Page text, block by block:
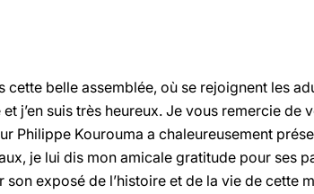
cette belle assemblée, où se rejoignent les
j’en suis très heureux. Je vous remercie
Philippe Kourouma a chaleureusement
je lui dis mon amicale gratitude pour ses
son exposé de l’histoire et de la vie de cette